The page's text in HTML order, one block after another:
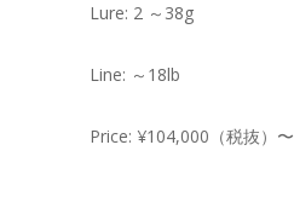
Lure: 2 ～38g
Line: ～18lb
Price: ¥104,000（税抜）〜